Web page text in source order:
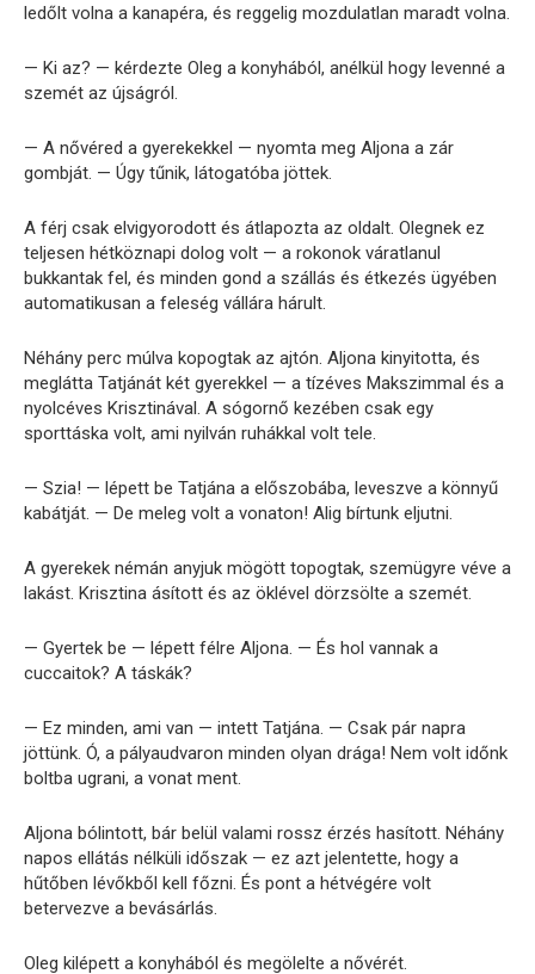
ledőlt volna a kanapéra, és reggelig mozdulatlan maradt volna.
— Ki az? — kérdezte Oleg a konyhából, anélkül hogy levenné a
szemét az újságról.
— A nővéred a gyerekekkel — nyomta meg Aljona a zár
gombját. — Úgy tűnik, látogatóba jöttek.
A férj csak elvigyorodott és átlapozta az oldalt. Olegnek ez
teljesen hétköznapi dolog volt — a rokonok váratlanul
bukkantak fel, és minden gond a szállás és étkezés ügyében
automatikusan a feleség vállára hárult.
Néhány perc múlva kopogtak az ajtón. Aljona kinyitotta, és
meglátta Tatjánát két gyerekkel — a tízéves Makszimmal és a
nyolcéves Krisztinával. A sógornő kezében csak egy
sporttáska volt, ami nyilván ruhákkal volt tele.
— Szia! — lépett be Tatjána a előszobába, leveszve a könnyű
kabátját. — De meleg volt a vonaton! Alig bírtunk eljutni.
A gyerekek némán anyjuk mögött topogtak, szemügyre véve a
lakást. Krisztina ásított és az öklével dörzsölte a szemét.
— Gyertek be — lépett félre Aljona. — És hol vannak a
cuccaitok? A táskák?
— Ez minden, ami van — intett Tatjána. — Csak pár napra
jöttünk. Ó, a pályaudvaron minden olyan drága! Nem volt időnk
boltba ugrani, a vonat ment.
Aljona bólintott, bár belül valami rossz érzés hasított. Néhány
napos ellátás nélküli időszak — ez azt jelentette, hogy a
hűtőben lévőkből kell főzni. És pont a hétvégére volt
betervezve a bevásárlás.
Oleg kilépett a konyhából és megölelte a nővérét.